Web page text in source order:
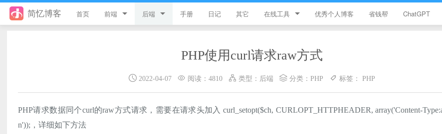
简忆博客 首页 前端 后端
ThinkPHP6
手册 日记 其它 在线工具
领优惠券
违禁词查询
优秀个人博客 省钱帮 ChatGPT
PHP使用curl请求raw方式
2022-04-07 阅读：4810 类型： 后端 分类： PHP 标签： PHP
PHP请求数据同个curl的raw方式请求，需要在请求头加入 curl_setopt($ch, CURLOPT_HTTPHEADER, array('Content-
n'));，详细如下方法